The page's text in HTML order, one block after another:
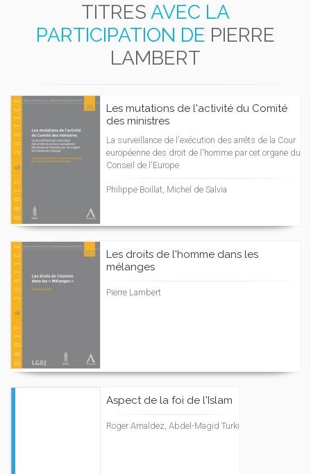
TITRES AVEC LA
PARTICIPATION DE PIERRE
LAMBERT
Les mutations de l'activité du Comité
des ministres
La surveillance de l'exécution des arrêts de la Cour
européenne des droit de l'homme par cet organe du
Conseil de l'Europe
Philippe Boillat, Michel de Salvia
Les droits de l'homme dans les
mélanges
Pierre Lambert
Aspect de la foi de l'Islam
Roger Arnaldez, Abdel-Magid Turki